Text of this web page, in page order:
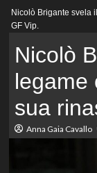
Menu
principale
Nicolò Brigante svela
GF Vip.
Nicolò
legame
sua
Anna Gaia Cavallo